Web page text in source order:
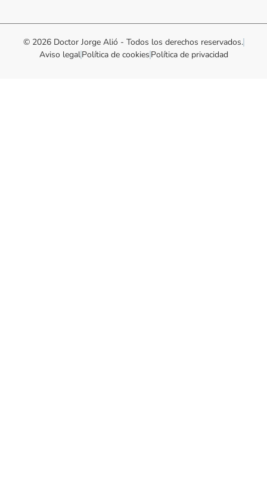
© 2026 Doctor Jorge Alió - Todos los derechos reservados.
Aviso legalPolítica de cookies Política de privacidad